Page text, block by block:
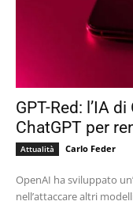
GPT-Red: l’IA
ChatGPT per
Attualità Carlo Feder
OpenAI ha sviluppato
nell’attaccare altri